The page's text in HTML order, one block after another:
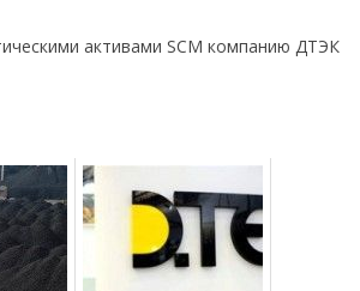
активами SCM компанию ДТЭК